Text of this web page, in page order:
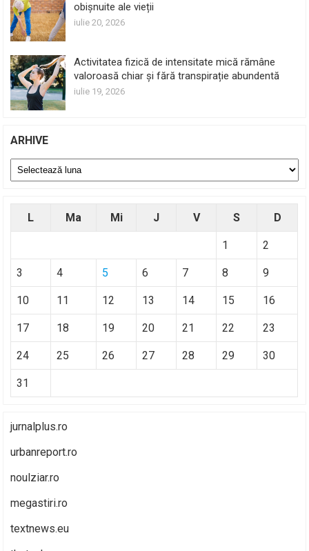
obișnuite ale vieții
iulie 20, 2026
Activitatea fizică de intensitate mică rămâne
valoroasă chiar și fără transpirație abundentă
iulie 19, 2026
ARHIVE
Arhive
L Ma Mi J V S D
1 2
3 4 5 6 7 8 9
10 11 12 13 14 15 16
17 18 19 20 21 22 23
24 25 26 27 28 29 30
31
jurnalplus.ro
urbanreport.ro
noulziar.ro
megastiri.ro
textnews.eu